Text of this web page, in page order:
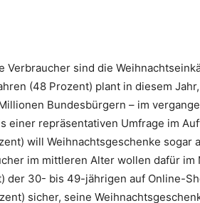
Verbraucher sind die
(48 Prozent) plant in diesem
Bundesbürgern – im
einer repräsentativen Umfrage im
will Weihnachtsgeschenke sogar
im mittleren Alter wollen dafür im
der 30- bis 49-jährigen auf Online-
sicher, seine